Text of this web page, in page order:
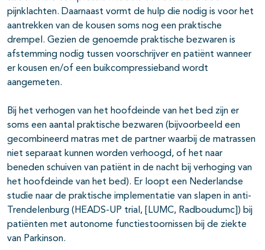
pijnklachten. Daarnaast vormt de hulp die nodig is voor het
aantrekken van de kousen soms nog een praktische
drempel. Gezien de genoemde praktische bezwaren is
afstemming nodig tussen voorschrijver en patiënt wanneer
er kousen en/of een buikcompressieband wordt
aangemeten.
Bij het verhogen van het hoofdeinde van het bed zijn er
soms een aantal praktische bezwaren (bijvoorbeeld een
gecombineerd matras met de partner waarbij de matrassen
niet separaat kunnen worden verhoogd, of het naar
beneden schuiven van patiënt in de nacht bij verhoging van
het hoofdeinde van het bed). Er loopt een Nederlandse
studie naar de praktische implementatie van slapen in anti-
Trendelenburg (HEADS-UP trial, [LUMC, Radboudumc]) bij
patiënten met autonome functiestoornissen bij de ziekte
van Parkinson.